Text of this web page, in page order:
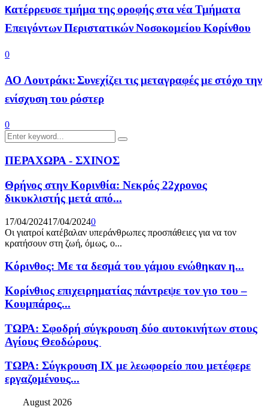
Kατέρρευσε τμήμα της οροφής στα νέα Τμήματα
Επειγόντων Περιστατικών Νοσοκομείου Κορίνθου
0
ΑΟ Λουτράκι: Συνεχίζει τις μεταγραφές με στόχο την
ενίσχυση του ρόστερ
0
Search
for:
Search
ΠΕΡΑΧΩΡΑ - ΣΧΙΝΟΣ
Θρήνος στην Κορινθία: Νεκρός 22χρονος
δικυκλιστής μετά από...
17/04/202417/04/20240
Οι γιατροί κατέβαλαν υπεράνθρωπες προσπάθειες για να τον
κρατήσουν στη ζωή, όμως, ο...
Κόρινθος: Με τα δεσμά του γάμου ενώθηκαν η...
Κορίνθιος επιχειρηματίας πάντρεψε τον γιο του –
Κουμπάρος...
ΤΩΡΑ: Σφοδρή σύγκρουση δύο αυτοκινήτων στους
Αγίους Θεοδώρους
ΤΩΡΑ: Σύγκρουση ΙΧ με λεωφορείο που μετέφερε
εργαζομένους...
August 2026